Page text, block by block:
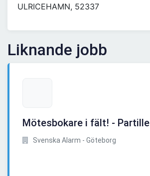
ULRICEHAMN, 52337
Liknande jobb
Mötesbokare i fält! - Partille
Svenska Alarm - Göteborg